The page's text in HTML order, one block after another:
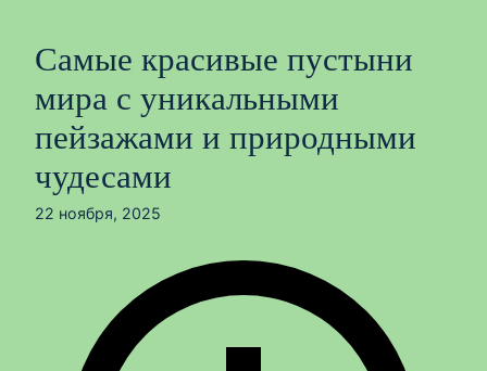
Самые красивые пустыни
мира с уникальными
пейзажами и природными
чудесами
22 ноября, 2025